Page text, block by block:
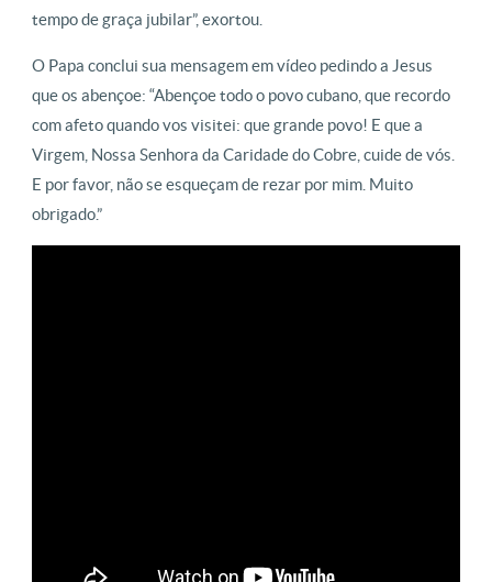
tempo de graça jubilar”, exortou.
O Papa conclui sua mensagem em vídeo pedindo a Jesus
que os abençoe: “Abençoe todo o povo cubano, que recordo
com afeto quando vos visitei: que grande povo! E que a
Virgem, Nossa Senhora da Caridade do Cobre, cuide de vós.
E por favor, não se esqueçam de rezar por mim. Muito
obrigado.”